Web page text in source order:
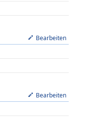
Bearbeiten
Bearbeiten